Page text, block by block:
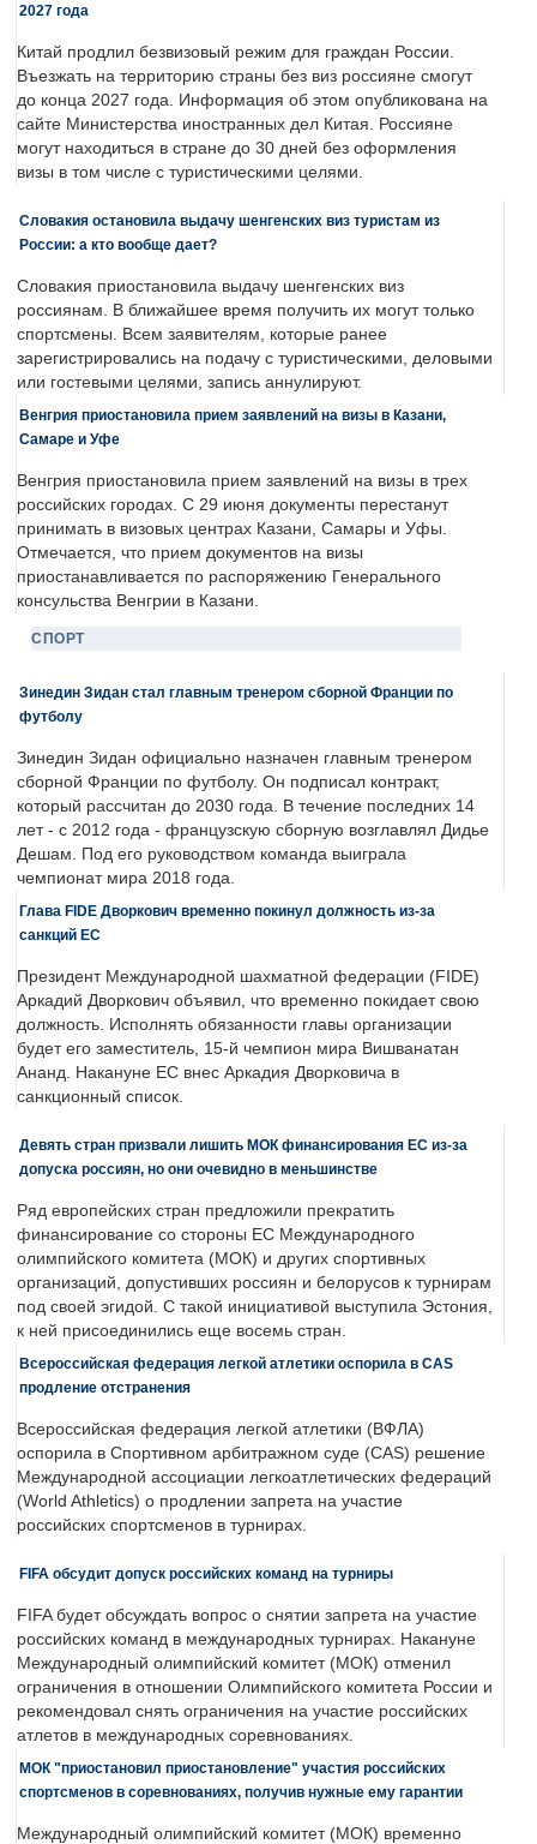
2027 года
Китай продлил безвизовый режим для граждан России.
Въезжать на территорию страны без виз россияне смогут
до конца 2027 года. Информация об этом опубликована на
сайте Министерства иностранных дел Китая. Россияне
могут находиться в стране до 30 дней без оформления
визы в том числе с туристическими целями.
Словакия остановила выдачу шенгенских виз туристам из
России: а кто вообще дает?
Словакия приостановила выдачу шенгенских виз
россиянам. В ближайшее время получить их могут только
спортсмены. Всем заявителям, которые ранее
зарегистрировались на подачу с туристическими, деловыми
или гостевыми целями, запись аннулируют.
Венгрия приостановила прием заявлений на визы в Казани,
Самаре и Уфе
Венгрия приостановила прием заявлений на визы в трех
российских городах. С 29 июня документы перестанут
принимать в визовых центрах Казани, Самары и Уфы.
Отмечается, что прием документов на визы
приостанавливается по распоряжению Генерального
консульства Венгрии в Казани.
СПОРТ
Зинедин Зидан стал главным тренером сборной Франции по
футболу
Зинедин Зидан официально назначен главным тренером
сборной Франции по футболу. Он подписал контракт,
который рассчитан до 2030 года. В течение последних 14
лет - с 2012 года - французскую сборную возглавлял Дидье
Дешам. Под его руководством команда выиграла
чемпионат мира 2018 года.
Глава FIDE Дворкович временно покинул должность из-за
санкций ЕС
Президент Международной шахматной федерации (FIDE)
Аркадий Дворкович объявил, что временно покидает свою
должность. Исполнять обязанности главы организации
будет его заместитель, 15-й чемпион мира Вишванатан
Ананд. Накануне ЕС внес Аркадия Дворковича в
санкционный список.
Девять стран призвали лишить МОК финансирования ЕС из-за
допуска россиян, но они очевидно в меньшинстве
Ряд европейских стран предложили прекратить
финансирование со стороны ЕС Международного
олимпийского комитета (МОК) и других спортивных
организаций, допустивших россиян и белорусов к турнирам
под своей эгидой. С такой инициативой выступила Эстония,
к ней присоединились еще восемь стран.
Всероссийская федерация легкой атлетики оспорила в CAS
продление отстранения
Всероссийская федерация легкой атлетики (ВФЛА)
оспорила в Спортивном арбитражном суде (CAS) решение
Международной ассоциации легкоатлетических федераций
(World Athletics) о продлении запрета на участие
российских спортсменов в турнирах.
FIFA обсудит допуск российских команд на турниры
FIFA будет обсуждать вопрос о снятии запрета на участие
российских команд в международных турнирах. Накануне
Международный олимпийский комитет (МОК) отменил
ограничения в отношении Олимпийского комитета России и
рекомендовал снять ограничения на участие российских
атлетов в международных соревнованиях.
МОК "приостановил приостановление" участия российских
спортсменов в соревнованиях, получив нужные ему гарантии
Международный олимпийский комитет (МОК) временно